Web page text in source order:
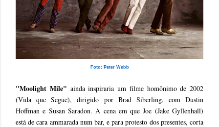
Foto: Peter Webb
"Moolight Mile" ainda inspiraria um filme homônimo de 2002
(Vida que Segue), dirigido por Brad Siberling, com Dustin
Hoffman e Susan Saradon. A cena em que Joe (Jake Gyllenhall)
está de cara ammarada num bar, e para protesto dos presentes, corta